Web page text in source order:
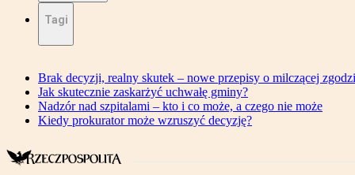
Tagi
Brak decyzji, realny skutek – nowe przepisy o milczącej
Jak skutecznie zaskarżyć uchwałę gminy?
Nadzór nad szpitalami – kto i co może, a czego nie może
Kiedy prokurator może wzruszyć decyzję?